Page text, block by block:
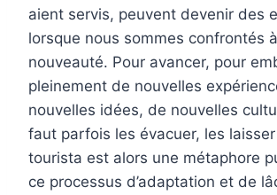
aient servis, peuvent devenir des
lorsque nous sommes confrontés
nouveauté. Pour avancer, pour
pleinement de nouvelles
nouvelles idées, de nouvelles
faut parfois les évacuer, les
tourista est alors une métaphore
ce processus d’adaptation et de